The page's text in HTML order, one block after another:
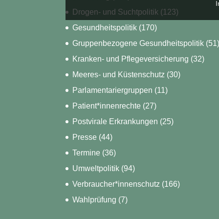
Drogen- und Suchtpolitik (123)
Gesundheitspolitik (170)
Gruppenbezogene Gesundheitspolitik (51)
Kranken- und Pflegeversicherung (32)
Meeres- und Küstenschutz (30)
Parlamentariergruppen (11)
Patient*innenrechte (27)
Postvirale Erkrankungen (25)
Presse (44)
Termine (36)
Umweltpolitik (94)
Verbraucher*innenschutz (166)
Wahlprüfung (7)